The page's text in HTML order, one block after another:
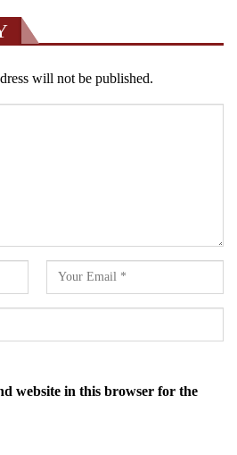
will not be published.
website in this browser for the